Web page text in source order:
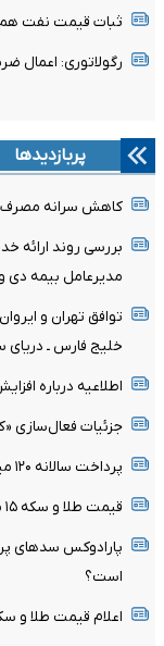
ثبات قیمت نفت
رگولاتوری: اعمال ضریب ۲.۷ برای اینترنت بین‌الملل
پربازدیدها
کاهش سرانه مصرف
بررسی روند ارائه
مدیرعامل بیمه دی
توافق تهران و
خلیج فارس ـ دریای
اطلاعیه درباره
جزئیات فعال‌سازی
پرداخت سالانه ۱۲۰ میلیارد دلار یارانه انرژی
قیمت طلا و سکه ۱۵ مرداد اعلام شد
است؟
اعلام قیمت طلا و سکه جمعه